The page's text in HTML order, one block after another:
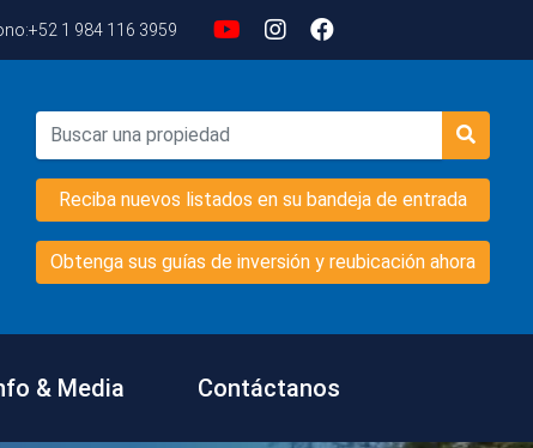
+52 1 984 116 3959
Reciba nuevos listados en su bandeja de entrada
Obtenga sus guías de inversión y reubicación ahora
& Media Contáctanos